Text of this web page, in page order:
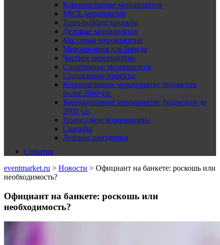
Корпоративные мероприятия
MICE-меропрития
Team-building проекты
Деловые мероприятия
Массовые мероприятия
Мероприятия для бренда
Частное мероприятие
Спортивные мероприятия
Социальные проекты
Корпоративное мероприятие бюджетом
более 2000 у.е.
Корпоративное мероприятие бюджетом до
2000 у.е.
Новогодние корпоративы
Свадьбы
Детские праздники
События
eventmarket.ru > Новости > Официант на банкете: роскошь или
необходимость?
Официант на банкете: роскошь или
необходимость?